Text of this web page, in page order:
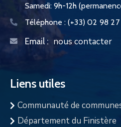
Samedi: 9h-12h
Téléphone : (+33) 02 98
Email : nous contacter
Liens utiles
Communauté de
Département du Finistère